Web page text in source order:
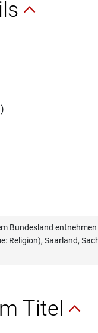
Bundesland entnehmen
Religion), Saarland,
Titel